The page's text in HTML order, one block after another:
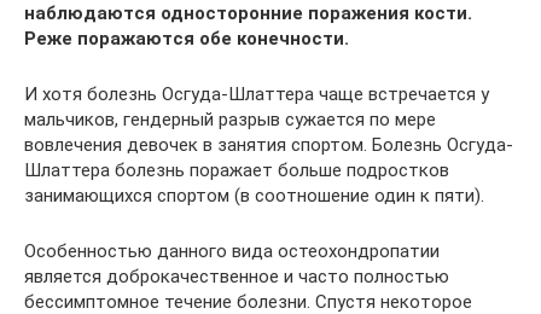
наблюдаются односторонние поражения кости.
Реже поражаются обе конечности.
И хотя болезнь Осгуда-Шлаттера чаще встречается у
мальчиков, гендерный разрыв сужается по мере
вовлечения девочек в занятия спортом. Болезнь Осгуда-
Шлаттера болезнь поражает больше подростков
занимающихся спортом (в соотношение один к пяти).
Особенностью данного вида остеохондропатии
является доброкачественное и часто полностью
бессимптомное течение болезни. Спустя некоторое